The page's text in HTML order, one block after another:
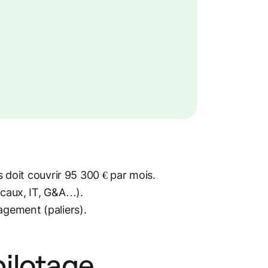
couvrir 95 300 € par mois.
IT, G&A…).
(paliers).